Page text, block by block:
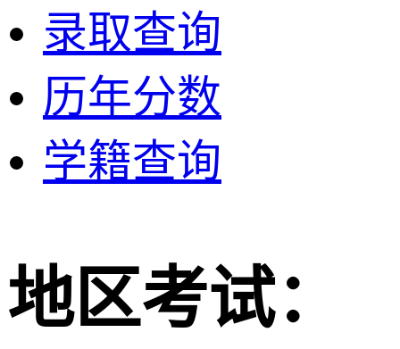
录取查询
历年分数
学籍查询
地区考试：